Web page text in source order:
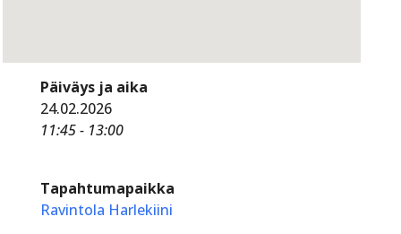
Päiväys ja aika
24.02.2026
11:45 - 13:00
Tapahtumapaikka
Ravintola Harlekiini